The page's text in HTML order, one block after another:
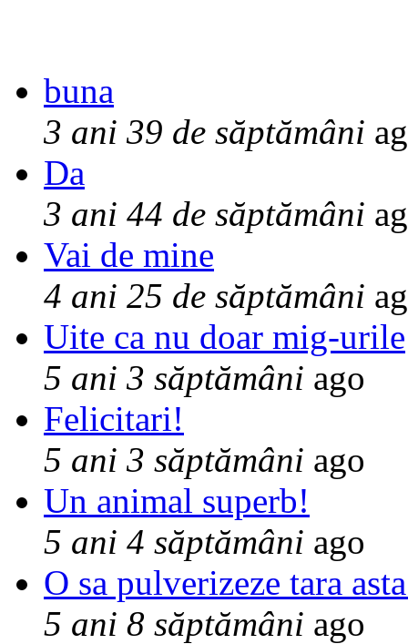
buna
3 ani 39 de săptămâni
Da
3 ani 44 de săptămâni
Vai de mine
4 ani 25 de săptămâni
Uite ca nu doar mig-urile
5 ani 3 săptămâni ago
Felicitari!
5 ani 3 săptămâni ago
Un animal superb!
5 ani 4 săptămâni ago
O sa pulverizeze tara
5 ani 8 săptămâni ago